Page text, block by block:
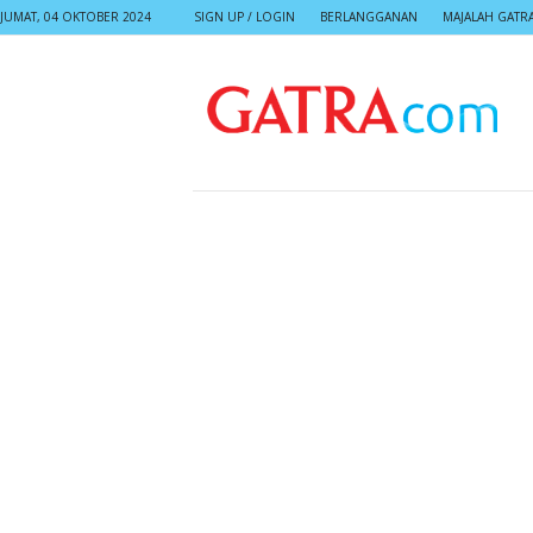
JUMAT, 04 OKTOBER 2024 SIGN UP / LOGIN BERLANGGANAN MAJALAH